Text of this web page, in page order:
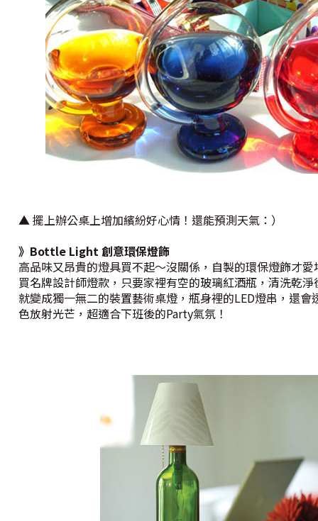
▲ 擺上辦公桌上增加繽紛好心情！還能預測天氣：）
》Bottle Light 創意環保燈飾
高品味又昂貴的燈具買不起～沒關係，自製的環保燈飾才
買名牌設計師燈款，只要家裡有空的玻璃紅酒瓶，清洗乾
就變成獨一無二的裝置藝術桌燈，瓶身裡的LED燈串，還會
色放射光芒，超適合下班後的Party氣氛！